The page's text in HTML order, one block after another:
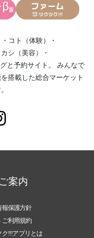
・ コト（体験）
・
シ（美容）
・
と予約サイト。
みんなで
を搭載した総合マーケット
案内
報保護方針
ご利用規約
ク!!!アプリとは